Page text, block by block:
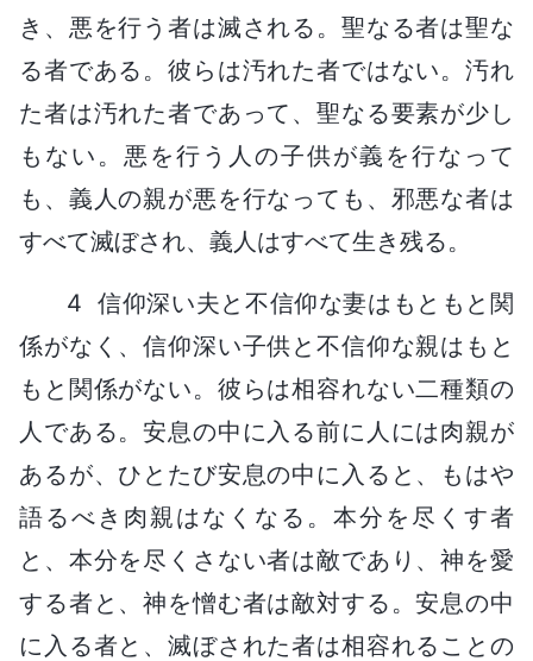
き、悪を行う者は滅される。聖なる者は聖な
る者である。彼らは汚れた者ではない。汚れ
た者は汚れた者であって、聖なる要素が少し
もない。悪を行う人の子供が義を行なって
も、義人の親が悪を行なっても、邪悪な者は
すべて滅ぼされ、義人はすべて生き残る。
4 信仰深い夫と不信仰な妻はもともと関
係がなく、信仰深い子供と不信仰な親はもと
もと関係がない。彼らは相容れない二種類の
人である。安息の中に入る前に人には肉親が
あるが、ひとたび安息の中に入ると、もはや
語るべき肉親はなくなる。本分を尽くす者
と、本分を尽くさない者は敵であり、神を愛
する者と、神を憎む者は敵対する。安息の中
に入る者と、滅ぼされた者は相容れることの